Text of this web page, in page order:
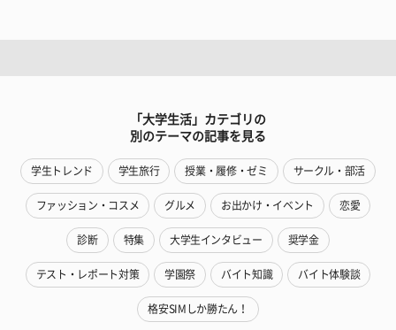
「大学生活」カテゴリの
別のテーマの記事を見る
学生トレンド 学生旅行 授業・履修・ゼミ サークル・部活
ファッション・コスメ グルメ お出かけ・イベント 恋愛
診断 特集 大学生インタビュー 奨学金
テスト・レポート対策 学園祭 バイト知識 バイト体験談
格安SIMしか勝たん！